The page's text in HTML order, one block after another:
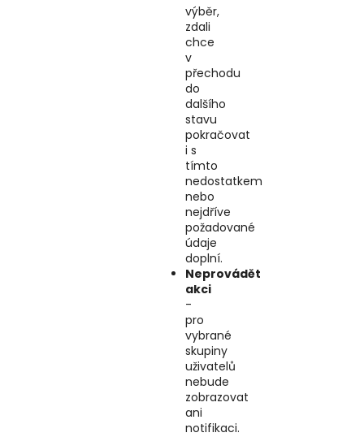
výběr,
zdali
chce
v
přechodu
do
dalšího
stavu
pokračovat
i s
tímto
nedostatkem
nebo
nejdříve
požadované
údaje
doplní.
Neprovádět
akci
-
pro
vybrané
skupiny
uživatelů
nebude
zobrazovat
ani
notifikaci.